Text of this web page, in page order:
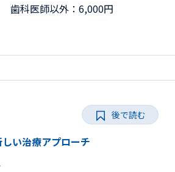
科医師以外：6,000円
い治療アプローチ
後で読む